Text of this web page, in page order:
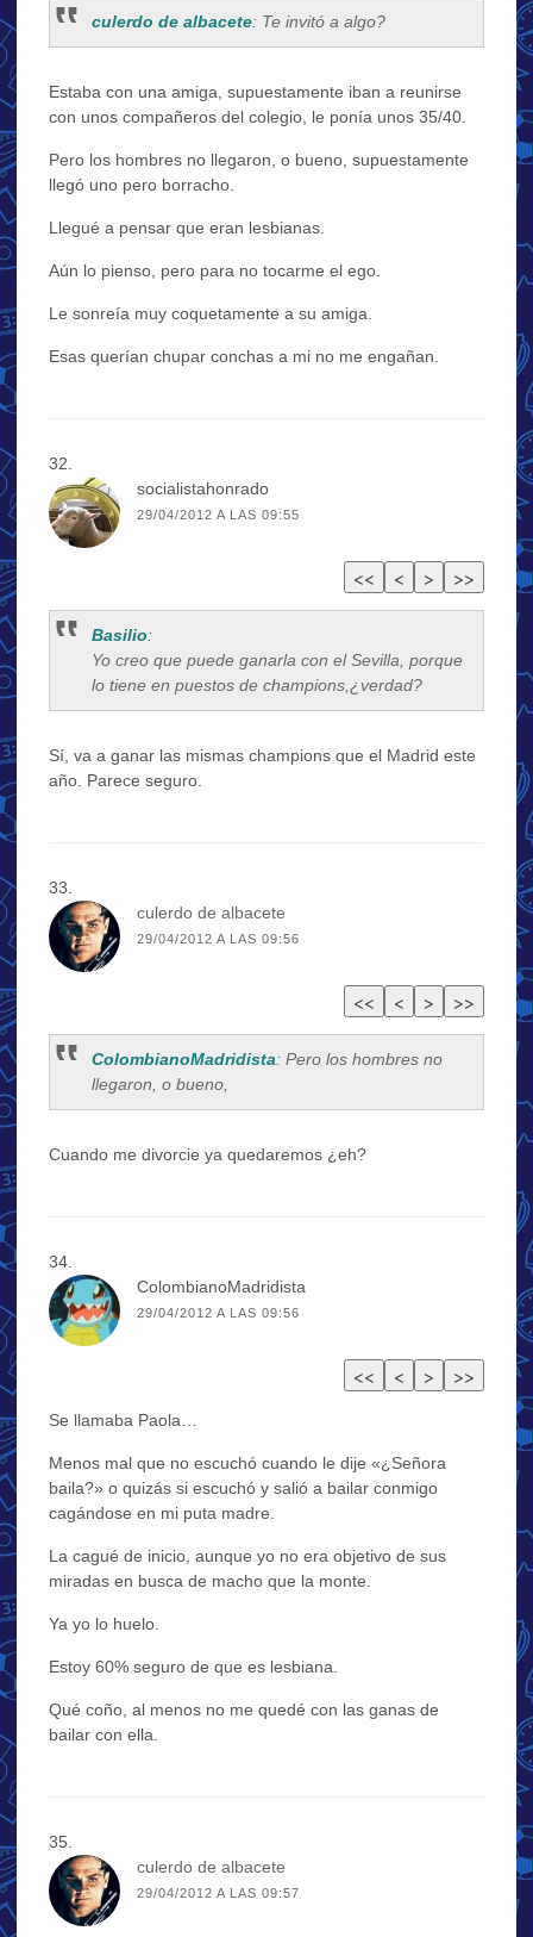
culerdo de albacete: Te invitó a algo?
Estaba con una amiga, supuestamente iban a reunirse
con unos compañeros del colegio, le ponía unos 35/40.
Pero los hombres no llegaron, o bueno, supuestamente
llegó uno pero borracho.
Llegué a pensar que eran lesbianas.
Aún lo pienso, pero para no tocarme el ego.
Le sonreía muy coquetamente a su amiga.
Esas querían chupar conchas a mi no me engañan.
socialistahonrado
29/04/2012 A LAS 09:55
Basilio:
Yo creo que puede ganarla con el Sevilla, porque
lo tiene en puestos de champions,¿verdad?
Sí, va a ganar las mismas champions que el Madrid este
año. Parece seguro.
culerdo de albacete
29/04/2012 A LAS 09:56
ColombianoMadridista: Pero los hombres no
llegaron, o bueno,
Cuando me divorcie ya quedaremos ¿eh?
ColombianoMadridista
29/04/2012 A LAS 09:56
Se llamaba Paola…
Menos mal que no escuchó cuando le dije «¿Señora
baila?» o quizás si escuchó y salió a bailar conmigo
cagándose en mi puta madre.
La cagué de inicio, aunque yo no era objetivo de sus
miradas en busca de macho que la monte.
Ya yo lo huelo.
Estoy 60% seguro de que es lesbiana.
Qué coño, al menos no me quedé con las ganas de
bailar con ella.
culerdo de albacete
29/04/2012 A LAS 09:57